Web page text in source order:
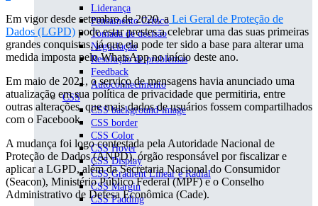
Liderança
Pensamento Crítico
Tomada de decisão
Negociação
Resolução de problemas
Feedback
Autoconhecimento
CSS
CSS background-image
CSS border
CSS Color
CSS Hover
CSS Display
CSS Gradient Linear e Radial
CSS Margin
CSS Padding
Em vigor desde setembro de 2020, a Lei Geral de Proteção de
Dados (LGPD) pode estar prestes a celebrar uma das suas primeiras
grandes conquistas, já que ela pode ter sido a base para alterar uma
medida imposta pelo WhatsApp no início deste ano.
Em maio de 2021, o serviço de mensagens havia anunciado uma
atualização em sua política de privacidade que permitiria, entre
outras alterações, que mais dados de usuários fossem compartilhados
com o Facebook.
A mudança foi logo contestada pela Autoridade Nacional de
Proteção de Dados (ANPD), órgão responsável por fiscalizar e
aplicar a LGPD, além da Secretaria Nacional do Consumidor
(Seacon), Ministério Público Federal (MPF) e o Conselho
Administrativo de Defesa Econômica (Cade).